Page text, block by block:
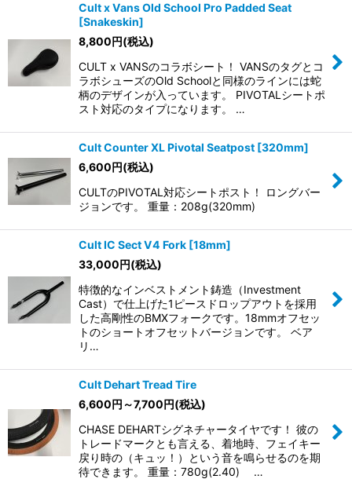
Cult x Vans Old School Pro Padded Seat
[Snakeskin]
8,800円(税込)
CULT x VANSのコラボシート！ VANSのタグとコ
ラボシューズのOld Schoolと同様のラインには蛇
柄のデザインが入っています。 PIVOTALシートポ
スト対応のタイプになります。 …
Cult Counter XL Pivotal Seatpost [320mm]
6,600円(税込)
CULTのPIVOTAL対応シートポスト！ ロングバー
ジョンです。 重量：208g(320mm)
Cult IC Sect V4 Fork [18mm]
33,000円(税込)
特徴的なインベストメント鋳造（Investment
Cast）で仕上げた1ピースドロップアウトを採用
した高剛性のBMXフォークです。18mmオフセッ
トのショートオフセットバージョンです。 ベア
リ…
Cult Dehart Tread Tire
6,600円 ～7,700円(税込)
CHASE DEHARTシグネチャータイヤです！ 彼の
トレードマークとも言える、着地時、フェイキー
戻り時の（キュッ！）という音を鳴らせるのを期
待できます。 重量：780g(2.40) …